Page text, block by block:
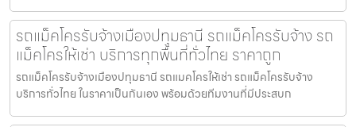
รถแม็คโครรับจ้างเมืองปทุมธานี รถแม็คโครรับจ้าง รถ
แม็คโครให้เช่า บริการทุกพื้นที่ทั่วไทย ราคาถูก
รถแม็คโครรับจ้างเมืองปทุมธานี รถแมคโครให้เช่า รถแม็คโครรับจ้าง
บริการทั่วไทย ในราคาเป็นกันเอง พร้อมด้วยทีมงานที่มีประสบก